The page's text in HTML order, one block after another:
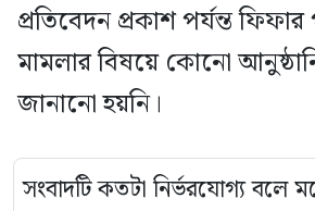
প্রতিবেদন প্রকাশ পর্যন্ত
মামলার বিষয়ে কোনো
জানানো হয়নি।
সংবাদটি কতটা নির্ভরযোগ্য বলে